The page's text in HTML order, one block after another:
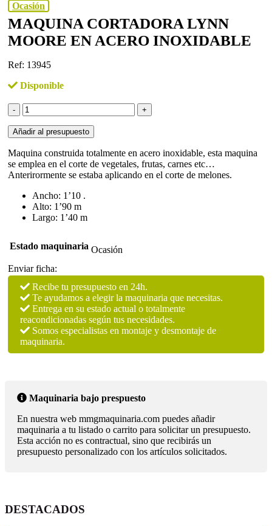
Ocasión
MAQUINA CORTADORA LYNN
MOORE EN ACERO INOXIDABLE
Ref: 13945
Disponible
Maquina
cortadora
LYNN
MOORE
en
acero
inoxidable
Añadir al presupuesto
Maquina construida totalmente en acero inoxidable, esta maquina
se emplea en el corte de vegetales, frutas, carnes etc…
Anterirormente se estaba aplicando en el corte de melones.
Ancho: 1’10 .
Alto: 1’90 m
Largo: 1’40 m
Estado maquinaria Ocasión
Enviar ficha:
Recibe tu presupuesto en 24h.
Te ayudamos a elegir la maquinaria que necesitas.
Entrega en su estado actual o totalmente
reacondicionadas según tus necesidades.
Somos especialistas en montaje y desmontaje de
maquinaria.
Maquinaria bajo prespuesto
En nuestra web mmgmaquinaria.com puedes añadir
maquinaria a tu listado o carrito para solicitar un presupuesto.
Esta acción no es contractual, sino que recibirás un
presupuesto personalizado con los artículos solicitados.
DESTACADOS